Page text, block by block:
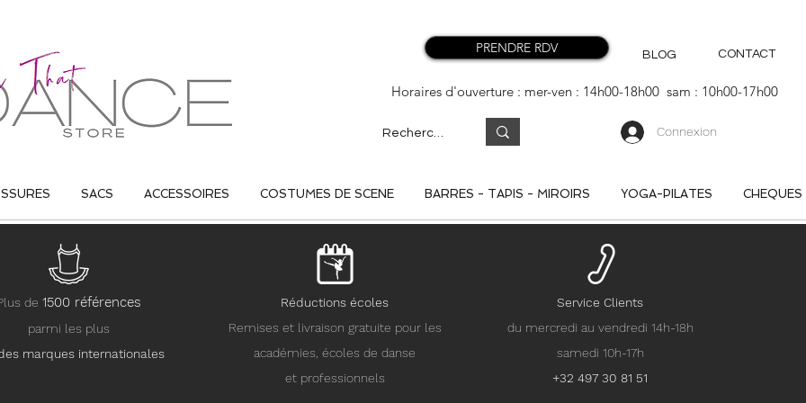
PRENDRE RDV BLOG CONTACT
Horaires d'ouverture : mer-ven : 14h00-18h00 sam : 10h00-17h00
Connexion
SACS ACCESSOIRES COSTUMES DE SCENE BARRES - TAPIS - MIROIRS YOGA-PILATES CHEQUES
de 1500 références
parmi les plus
marques internationales
Réductions écoles
Remises et livraison gratuite pour les
académies, écoles de danse
et professionnels
Service Clients
du mercredi au vendredi 14h-18h
samedi 10h-17h
+32 497 30 81 51